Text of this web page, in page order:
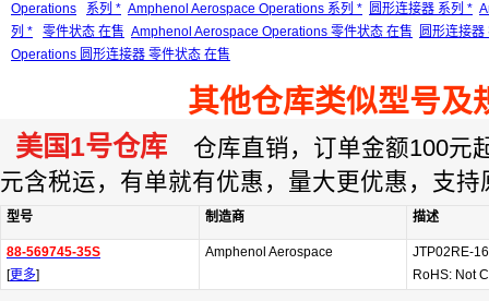
Operations
系列 * Amphenol Aerospace Operations 系列 * 圆形连接器 系列 *
列 *
零件状态 在售 Amphenol Aerospace Operations 零件状态 在售
圆形连接
Operations 圆形连接器 零件状态 在售
其他仓库类似型号及
美国1号仓库 仓库直销，订单金额100元
元含税运，有单就有优惠，量大更优惠，支持
型号 制造商 描述
88-569745-35S
[更多]
Amphenol Aerospace
JTP02RE-
RoHS: Not